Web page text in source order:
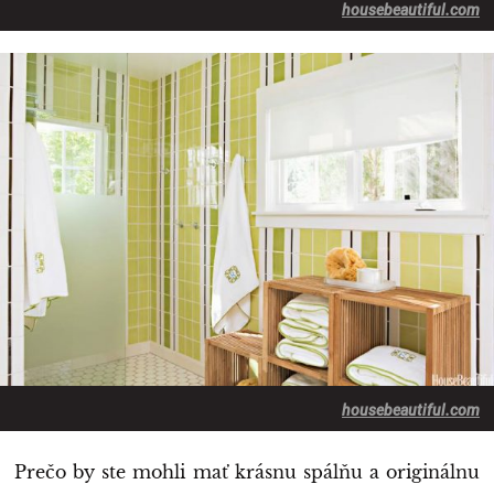
housebeautiful.com
housebeautiful.com
Prečo by ste mohli mať krásnu spálňu a originálnu